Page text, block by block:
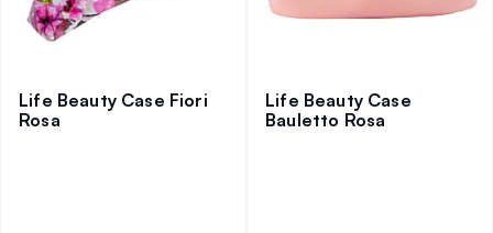
Life Beauty Case Fiori
Rosa
Life Beauty Case
Bauletto Rosa